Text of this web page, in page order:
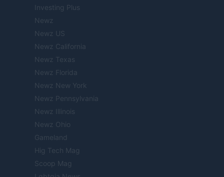
Investing Plus
Newz
Newz US
Newz California
Newz Texas
Newz Florida
Newz New York
Newz Pennsylvania
Newz Illinois
Newz Ohio
Gameland
Hig Tech Mag
Scoop Mag